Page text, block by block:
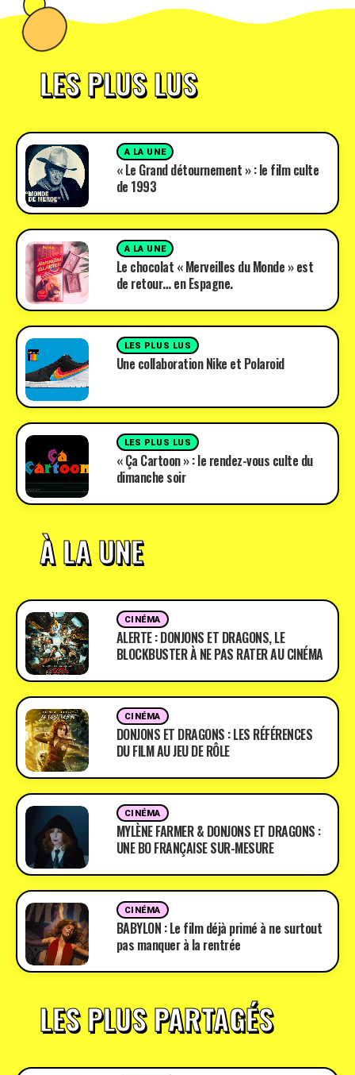
LES PLUS LUS
A LA UNE
« Le Grand détournement » : le film culte
de 1993
A LA UNE
Le chocolat « Merveilles du Monde » est
de retour… en Espagne.
LES PLUS LUS
Une collaboration Nike et Polaroid
LES PLUS LUS
« Ça Cartoon » : le rendez-vous culte du
dimanche soir
À LA UNE
CINÉMA
ALERTE : DONJONS ET DRAGONS, LE
BLOCKBUSTER À NE PAS RATER AU CINÉMA
CINÉMA
DONJONS ET DRAGONS : LES RÉFÉRENCES
DU FILM AU JEU DE RÔLE
CINÉMA
MYLÈNE FARMER & DONJONS ET DRAGONS :
UNE BO FRANÇAISE SUR-MESURE
CINÉMA
BABYLON : Le film déjà primé à ne surtout
pas manquer à la rentrée
LES PLUS PARTAGÉS